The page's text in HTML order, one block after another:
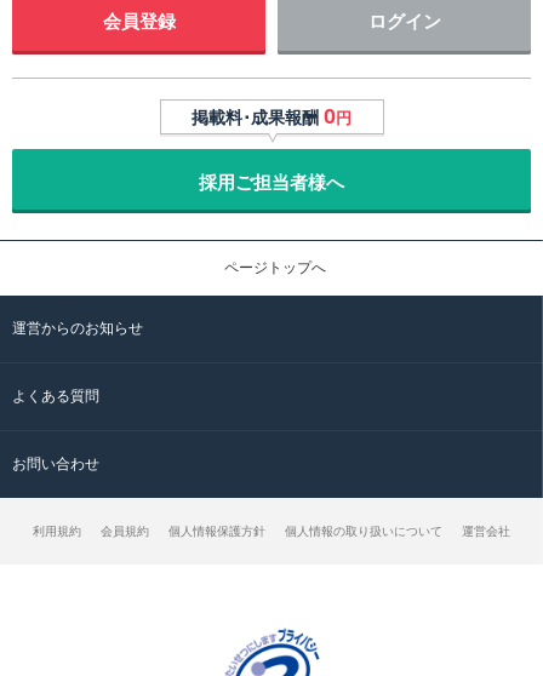
会員登録 ログイン
掲載料･成果報酬 0円
採用ご担当者様へ
ページトップへ
運営からのお知らせ
よくある質問
お問い合わせ
利用規約 会員規約 個人情報保護方針 個人情報の取り扱いについて 運営会社